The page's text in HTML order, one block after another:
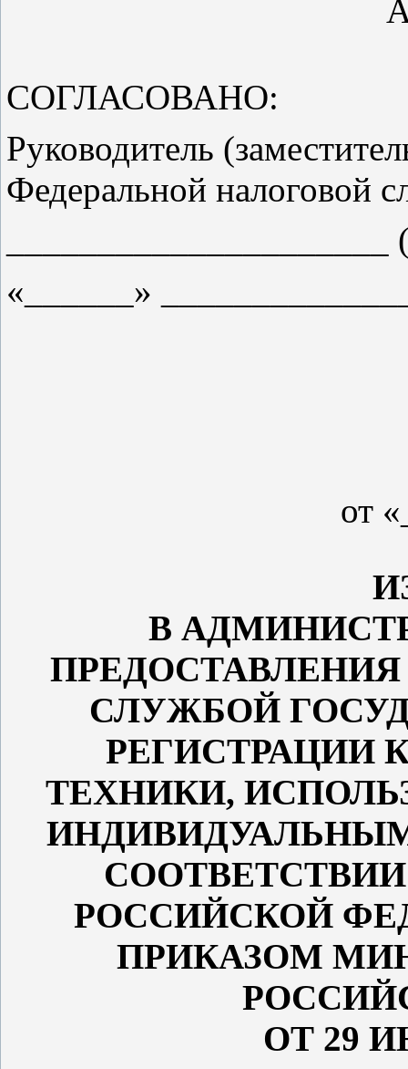
СОГЛАСОВАНО:
Руководитель
Федеральной налоговой
«______»
от
В
СЛУЖБОЙ
РЕГИСТРАЦИИ
ТЕХНИКИ,
РОССИЙСКОЙ
ПРИКАЗОМ
ОТ 29